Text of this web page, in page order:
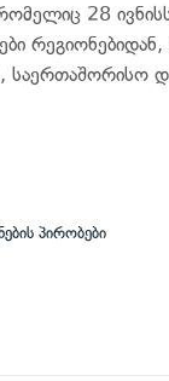
28
საერთაშორისო
პირობები